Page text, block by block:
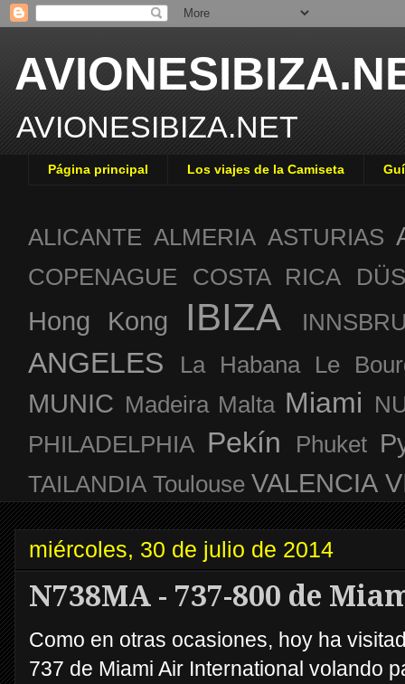
AVIONESIBIZA.NET
Página principal Los viajes de la Camiseta
ALICANTE ALMERIA ASTURIAS
COPENAGUE COSTA RICA
Hong Kong IBIZA
ANGELES La Habana Le
MUNIC Madeira Malta Miami
PHILADELPHIA Pekín Phuket
TAILANDIA Toulouse VALENCIA
miércoles, 30 de julio de 2014
N738MA - 737-800 de
Como en otras ocasiones, hoy ha
737 de Miami Air International volando